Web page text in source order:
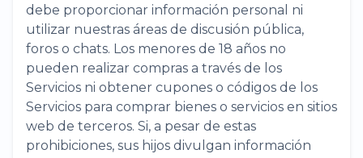
debe proporcionar información personal ni
utilizar nuestras áreas de discusión pública,
foros o chats. Los menores de 18 años no
pueden realizar compras a través de los
Servicios ni obtener cupones o códigos de los
Servicios para comprar bienes o servicios en sitios
web de terceros. Si, a pesar de estas
prohibiciones, sus hijos divulgan información